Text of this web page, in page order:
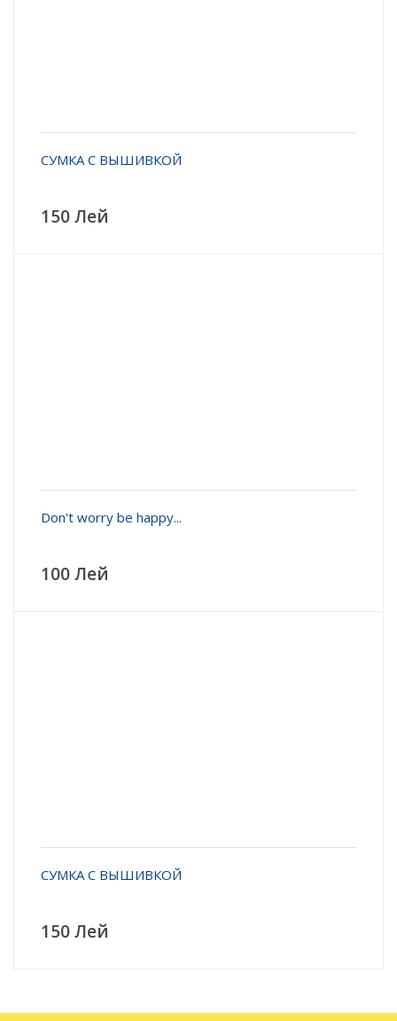
СУМКА С ВЫШИВКОЙ
150 Лей
Don't worry be happy...
100 Лей
СУМКА С ВЫШИВКОЙ
150 Лей